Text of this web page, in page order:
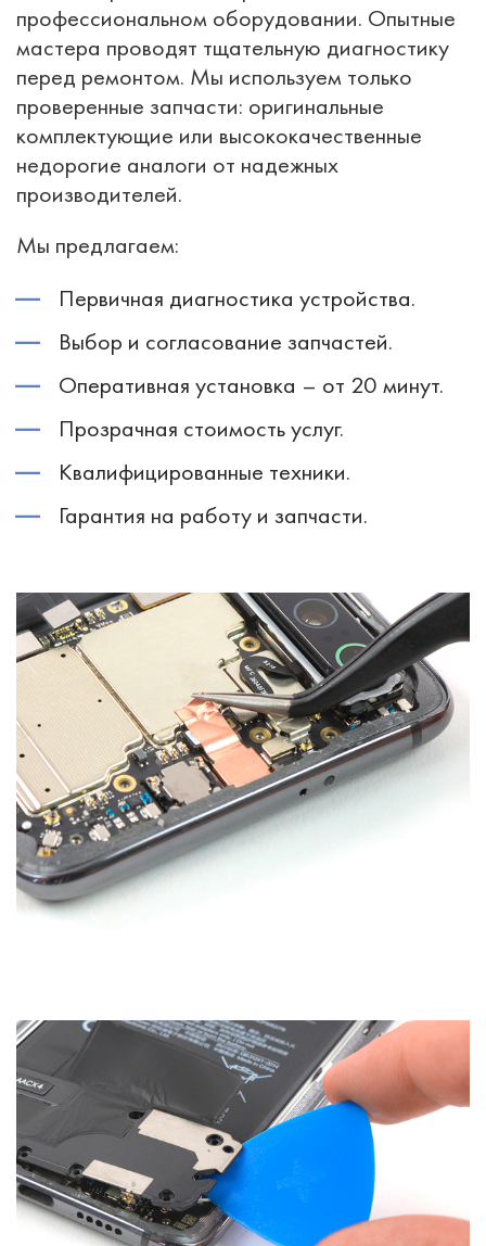
профессиональном оборудовании. Опытные
мастера проводят тщательную диагностику
перед ремонтом. Мы используем только
проверенные запчасти: оригинальные
комплектующие или высококачественные
недорогие аналоги от надежных
производителей.
Мы предлагаем:
Первичная диагностика устройства.
Выбор и согласование запчастей.
Оперативная установка – от 20 минут.
Прозрачная стоимость услуг.
Квалифицированные техники.
Гарантия на работу и запчасти.